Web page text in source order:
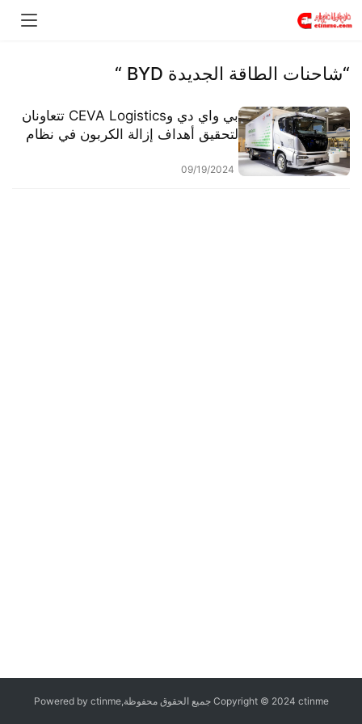
“شاحنات الطاقة الجديدة BYD “
بي واي دي وCEVA Logistics تتعاونان
لتحقيق أهداف إزالة الكربون في نظام
النقل الأرضي الأوروبي
09/19/2024
Copyright © 2024 ctinme جميع الحقوق محفوظة,Powered by ctinme